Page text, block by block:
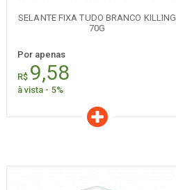
SELANTE FIXA TUDO BRANCO KILLING
70G
Por apenas
R$ 9,58
à vista - 5%